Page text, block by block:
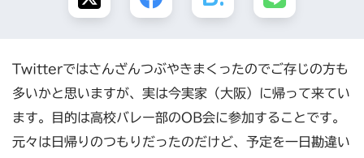
Twitterではさんざんつぶやきまくったのでご存じの方も
多いかと思いますが、実は今実家（大阪）に帰って来てい
ます。目的は高校バレー部のOB会に参加することです。
元々は日帰りのつもりだったのだけど、予定を一日勘違い